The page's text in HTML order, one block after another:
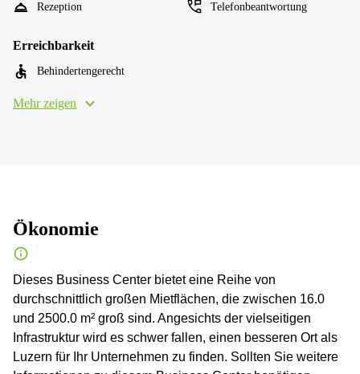
Rezeption Telefonbeantwortung
Erreichbarkeit
Behindertengerecht
Mehr zeigen
Ökonomie
Dieses Business Center bietet eine Reihe von
durchschnittlich großen Mietflächen, die zwischen 16.0
und 2500.0 m² groß sind. Angesichts der vielseitigen
Infrastruktur wird es schwer fallen, einen besseren Ort als
Luzern für Ihr Unternehmen zu finden. Sollten Sie weitere